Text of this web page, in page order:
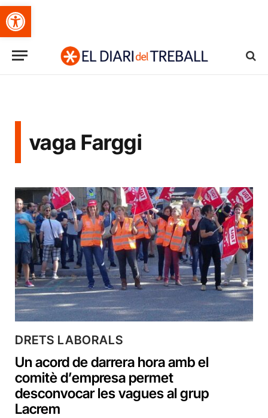
Obre la barra d'eines
vaga Farggi
DRETS LABORALS
Un acord de darrera hora amb el
comitè d’empresa permet
desconvocar les vagues al grup
Lacrem